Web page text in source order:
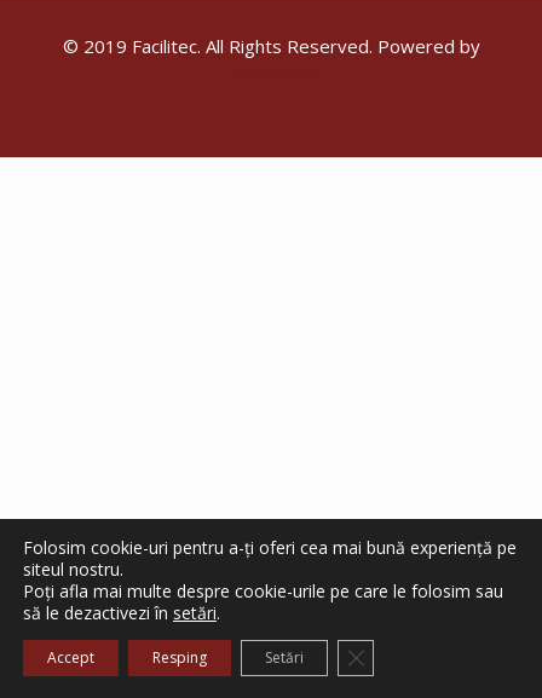
© 2019 Facilitec. All Rights Reserved. Powered by
Folosim cookie-uri pentru a-ți oferi cea mai bună experiență pe
siteul nostru.
Poți afla mai multe despre cookie-urile pe care le folosim sau
să le dezactivezi în setări.
Accept Resping Setări Close GDPR Cookie